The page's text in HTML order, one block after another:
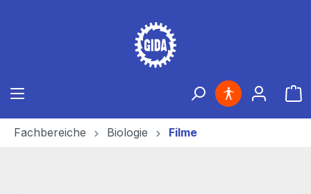
Fachbereiche Biologie Filme